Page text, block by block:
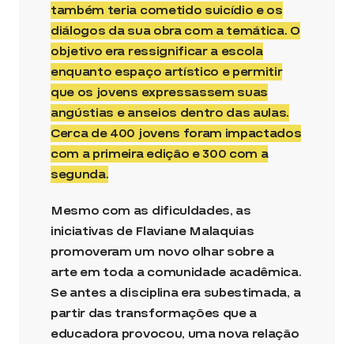
também teria cometido suicídio e os
diálogos da sua obra com a temática. O
objetivo era ressignificar a escola
enquanto espaço artístico e permitir
que os jovens expressassem suas
angústias e anseios dentro das aulas.
Cerca de 400 jovens foram impactados
com a primeira edição e 300 com a
segunda.
Mesmo com as dificuldades, as
iniciativas de Flaviane Malaquias
promoveram um novo olhar sobre a
arte em toda a comunidade acadêmica.
Se antes a disciplina era subestimada, a
partir das transformações que a
educadora provocou, uma nova relação